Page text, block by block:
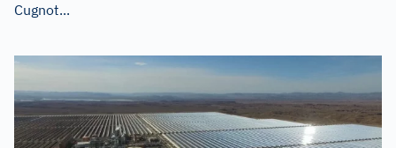
Cugnot...